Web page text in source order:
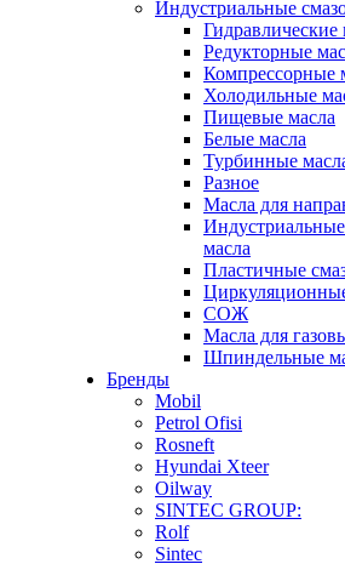
Индустриальные
Гидравлические
Редукторные
Компрессорные
Холодильные
Пищевые масла
Белые масла
Турбинные
Разное
Масла для
масла
Пластичные
СОЖ
Масла для
Шпиндельные
Бренды
Mobil
Petrol Ofisi
Rosneft
Hyundai Xteer
Oilway
SINTEC GROUP:
Rolf
Sintec